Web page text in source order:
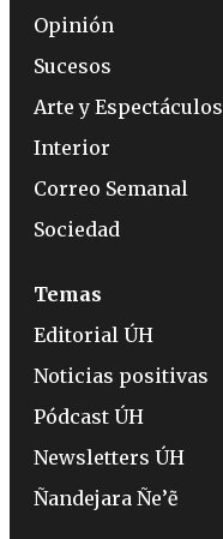
Opinión
Sucesos
Arte y Espectáculos
Interior
Correo Semanal
Sociedad
Temas
Editorial ÚH
Noticias positivas
Pódcast ÚH
Newsletters ÚH
Ñandejara Ñe’ẽ